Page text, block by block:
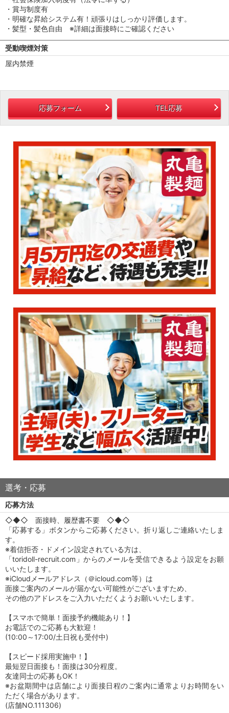
・賞与制度有
・明確な昇給システム有！頑張りはしっかり評価します。
・髪型・髪色自由 ※詳細は面接時にご確認ください
受動喫煙対策
屋内禁煙
応募フォーム TEL応募
選考・応募
応募方法
◇◆◇ 面接時、履歴書不要 ◇◆◇
「応募する」ボタンからご応募ください。折り返しご連絡いたしま
す。
※着信拒否・ドメイン設定されている方は、
「toridoll-recruit.com」からのメールを受信できるよう設定をお願
いいたします。
※iCloudメールアドレス（＠icloud.com等）は
面接ご案内のメールが届かない可能性がございますため、
その他のアドレスをご入力いただくようお願いいたします。
【スマホで簡単！面接予約機能あり！】
お電話でのご応募も大歓迎！
(10:00～17:00/土日祝も受付中)
【スピード採用実施中！】
最短翌日面接も！面接は30分程度。
友達同士の応募もOK！
※お盆期間中は店舗により面接日程のご案内に通常よりお時間をい
ただく場合があります。
(店舗NO.111306)